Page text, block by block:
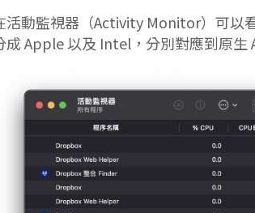
活動監視器（Activity Monitor）可以
成 Apple 以及 Intel，分別對應到原